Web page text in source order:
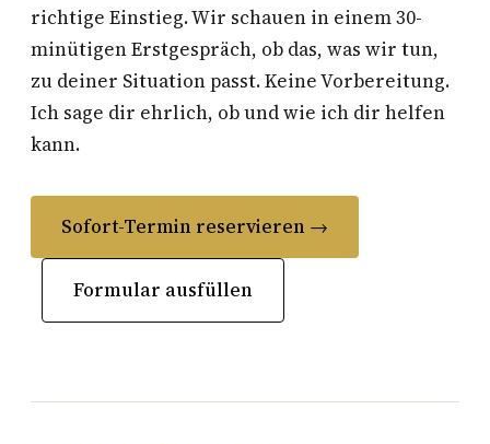
richtige Einstieg. Wir schauen in einem 30-
minütigen Erstgespräch, ob das, was wir tun,
zu deiner Situation passt. Keine Vorbereitung.
Ich sage dir ehrlich, ob und wie ich dir helfen
kann.
Sofort-Termin reservieren →
Formular ausfüllen